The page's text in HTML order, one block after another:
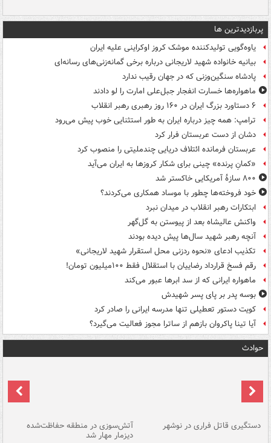
پربازدیدترین ها
یاوه‌گویی تولیدکننده موشک کروز اوکراینی علیه ایران
بیانیه خانواده شهید لاریجانی درباره برخی گمانه‌زنی‌های رسانه‌ای
پادشاه سنگین‌وزنی که در جهان رقیب ندارد
ماهواره‌ها خسارت انفجار جبل‌علی امارت را لو دادند
۶ دستاورد بزرگ ایران در ۱۶۰ روز رهبری رهبر انقلاب
ترامپ: همه چیز درباره ایران به طور استثنایی خوب پیش می‌رود
دشان از دست عربستان فرار کرد
عربستان فرمانده ائتلاف دریایی چندملیتی را منصوب کرد
«کمانِ پرنده» چینی برای شکار کروزها به ایران می‌آید
۸۰۰ سازۀ آمریکایی خاکستر شد
خود فروخته‌ها چطور با موساد همکاری می‌کردند؟
ابتکارات رهبر انقلاب در میدان نبرد
واکنش عالیشاه بعد از پیوستن به گل‌گهر
آنچه رهبر شهید سال‌ها پیش دیده بودند
تکذیب ادعای «نحوه ردزنی محل استقرار شهید لاریجانی»
رقم فسخ قرارداد رضاییان با استقلال فقط ۱۰۰میلیون تومان!
ماهواره ایرانی که از سد ابرها عبور می‌کند
بوسه‌ پدر بر پای پسر شهیدش
کویت دستور تعطیلی تنها مدرسه ایرانی را صادر کرد
آیا تینا پاکروان بازهم از ساترا مجوز فعالیت می‌گیرد؟
حوادث
دستگیری قاتل فراری در نوشهر آتش‌سوزی در منطقه حفاظت‌شده
دیزمار مهار شد